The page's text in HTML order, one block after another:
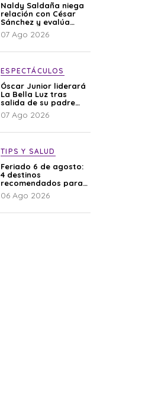
Naldy Saldaña niega
relación con César
Sánchez y evalúa
denunciar a su
esposa: “Es una
07 Ago 2026
ESPECTÁCULOS
Óscar Junior liderará
La Bella Luz tras
salida de su padre
por polémica con
Naldy Saldaña
07 Ago 2026
TIPS Y SALUD
Feriado 6 de agosto:
4 destinos
recomendados para
disfrutar el descanso
06 Ago 2026